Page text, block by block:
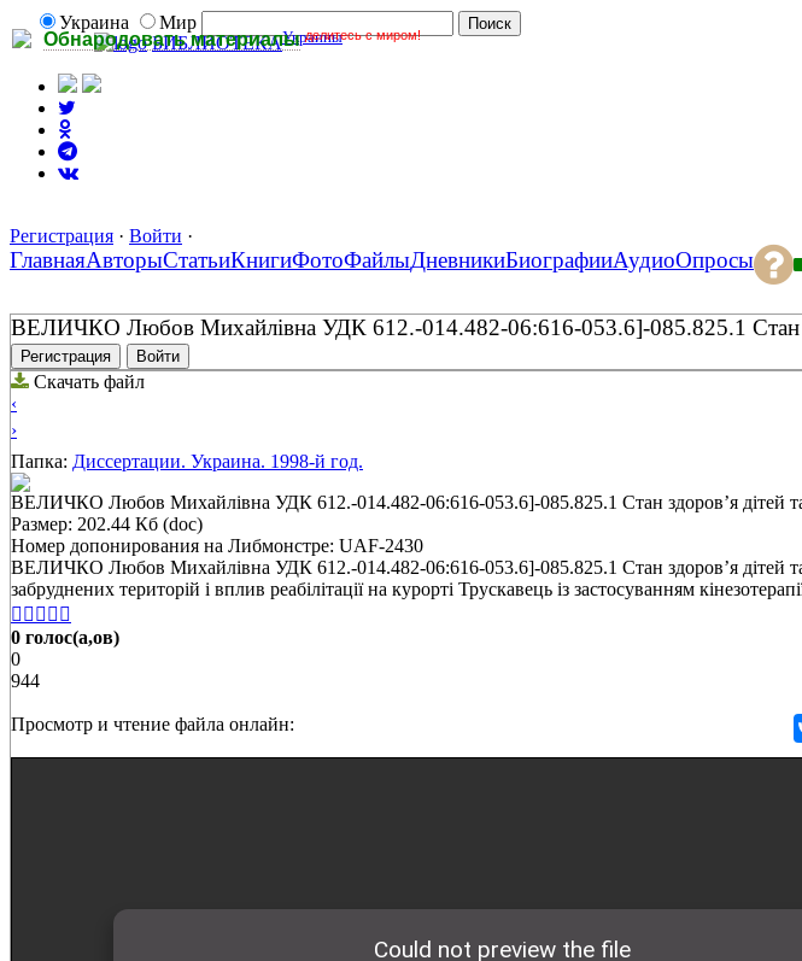
Обнародовать материалы делитесь с миром!
Украина
Мир
БИБЛИОТЕКАУкраины
Регистрация · Войти ·
ГлавнаяАвторыСтатьиКнигиФотоФайлыДневникиБиографииАудиоОпросы
ВЕЛИЧКО Любов Михайлівна УДК 612.-014.482-06:616-053.6]-085.825.1 Стан
Регистрация Войти
Скачать файл
‹
›
Папка: Диссертации. Украина. 1998-й год.
ВЕЛИЧКО Любов Михайлівна УДК 612.-014.482-06:616-053.6]-085.825.1 Стан здоров’я дітей та
Размер: 202.44 Кб (doc)
Номер допонирования на Либмонстре: UAF-2430
ВЕЛИЧКО Любов Михайлівна УДК 612.-014.482-06:616-053.6]-085.825.1 Стан здоров’я дітей та
забруднених територій і вплив реабілітації на курорті Трускавець із застосуванням
    
0 голос(а,ов)
0
944
Просмотр и чтение файла онлайн: